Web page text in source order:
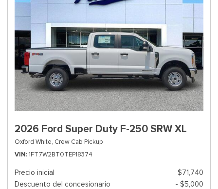
2026 Ford Super Duty F-250 SRW XL
Oxford White, Crew Cab Pickup
VIN 1FT7W2BT0TEF18374
Precio inicial
$71,740
Descuento del concesionario
- $5,000